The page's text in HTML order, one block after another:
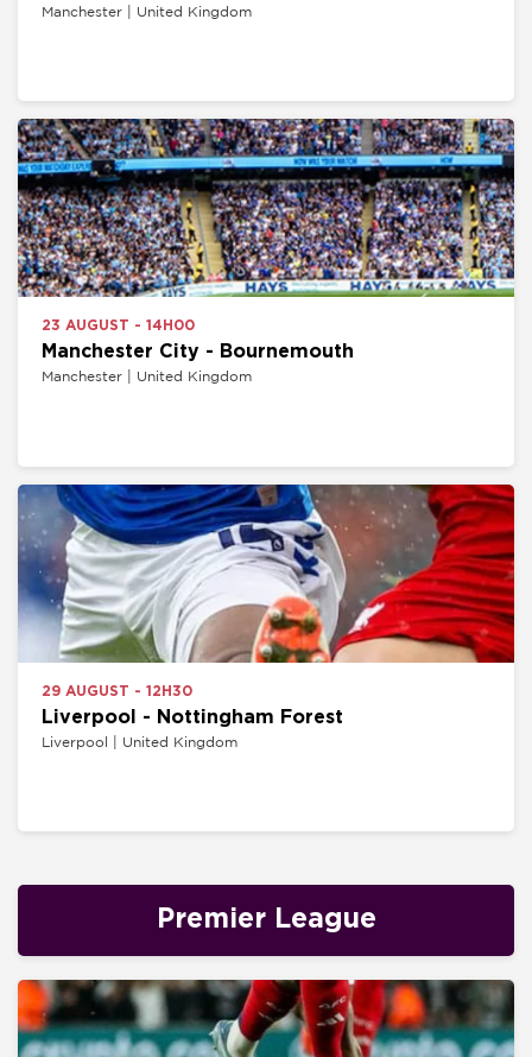
Manchester | United Kingdom
23 AUGUST - 14H00
Manchester City - Bournemouth
Manchester | United Kingdom
29 AUGUST - 12H30
Liverpool - Nottingham Forest
Liverpool | United Kingdom
Premier League